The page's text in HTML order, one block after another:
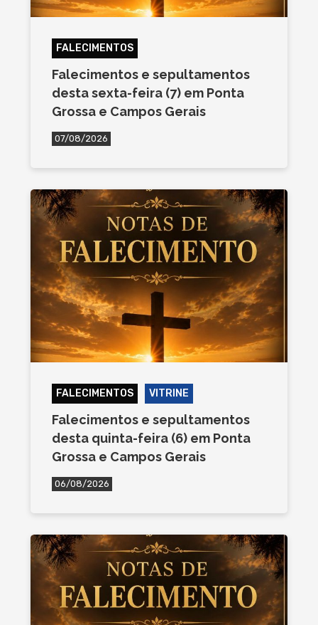
FALECIMENTOS
Falecimentos e sepultamentos
desta sexta-feira (7) em Ponta
Grossa e Campos Gerais
07/08/2026
FALECIMENTOS VITRINE
Falecimentos e sepultamentos
desta quinta-feira (6) em Ponta
Grossa e Campos Gerais
06/08/2026